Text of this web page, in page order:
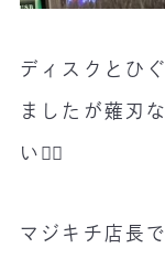
ディスクとひ
ましたが薙刃
い🙇‍♂️
マジキチ店長